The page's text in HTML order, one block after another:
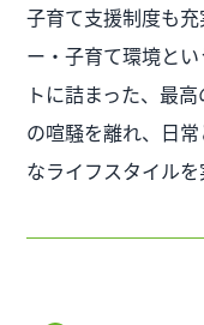
子育て支援制度も
ー・子育て環境と
トに詰まった、最
の喧騒を離れ、日
なライフスタイルを